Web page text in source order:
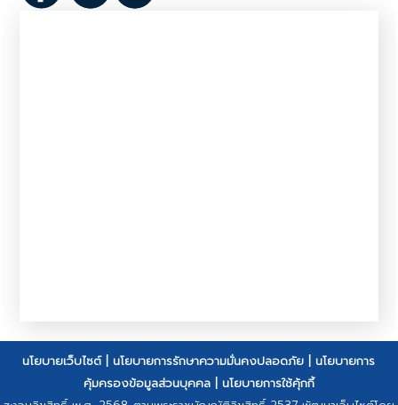
นโยบายเว็บไซต์|นโยบายการรักษาความมั่นคงปลอดภัย |นโยบายการ
คุ้มครองข้อมูลส่วนบุคคล| นโยบายการใช้คุ้กกี้